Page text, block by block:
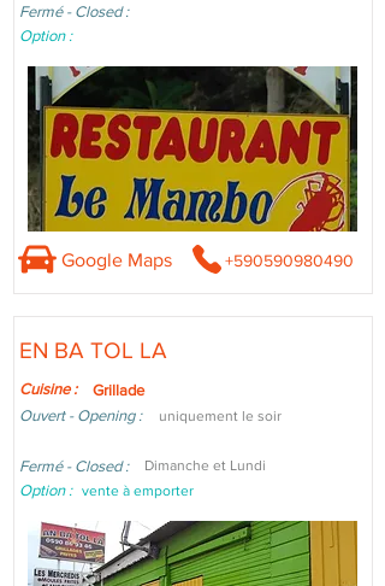
Fermé - Closed :
Option :
Google Maps +590590980490
EN BA TOL LA
Cuisine :
Grillade
Ouvert - Opening :
uniquement le soir
Fermé - Closed : Dimanche et Lundi
Option : vente à emporter